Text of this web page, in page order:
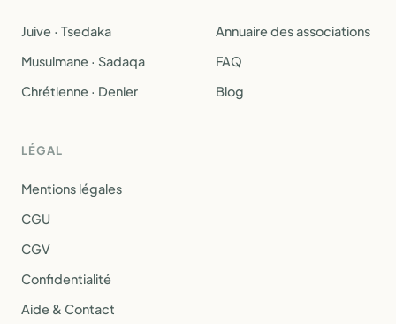
Juive · Tsedaka
Musulmane · Sadaqa
Chrétienne · Denier
Annuaire des associations
FAQ
Blog
LÉGAL
Mentions légales
CGU
CGV
Confidentialité
Aide & Contact